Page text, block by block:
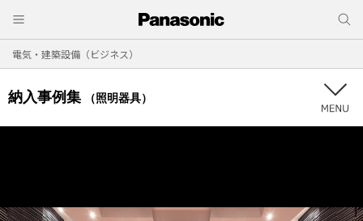
電気・建築設備（ビジネス）
納入事例集 （照明器具）